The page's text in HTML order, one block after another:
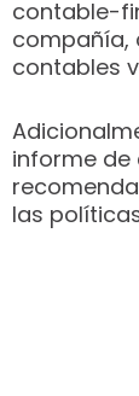
contable-
compañía,
contables
informe de
las